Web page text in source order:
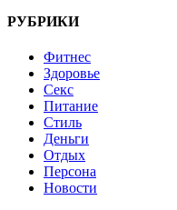
РУБРИКИ
Фитнес
Здоровье
Секс
Питание
Стиль
Деньги
Отдых
Персона
Новости